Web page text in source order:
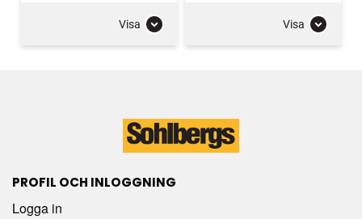
Visa Visa
PROFIL OCH INLOGGNING
Logga in